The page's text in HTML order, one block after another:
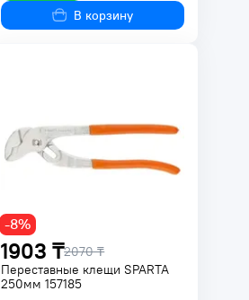
В корзину
1903 ₸2070 ₸
-8%
Переставные клещи SPARTA
250мм 157185